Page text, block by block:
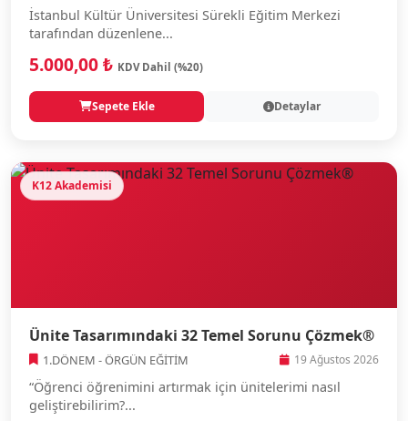
İstanbul Kültür Üniversitesi Sürekli Eğitim Merkezi
tarafından düzenlene...
5.000,00 ₺ KDV Dahil (%20)
Sepete Ekle Detaylar
K12 Akademisi
Ünite Tasarımındaki 32 Temel Sorunu Çözmek®
1.DÖNEM - ÖRGÜN EĞİTİM 19 Ağustos 2026
“Öğrenci öğrenimini artırmak için ünitelerimi nasıl
geliştirebilirim?...